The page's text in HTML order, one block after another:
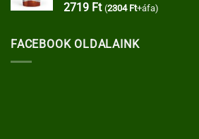
2719 Ft (2304 Ft+áfa)
FACEBOOK OLDALAINK